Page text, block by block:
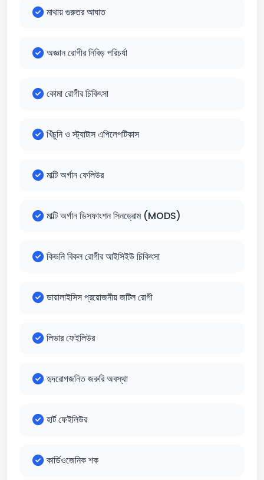
মাথায় গুরুতর আঘাত
অজ্ঞান রোগীর নিবিড় পরিচর্যা
কোমা রোগীর চিকিৎসা
খিঁচুনি ও স্ট্যাটাস এপিলেপটিকাস
মাল্টি অর্গান ফেলিউর
মাল্টি অর্গান ডিসফাংশন সিনড্রোম (MODS)
কিডনি বিকল রোগীর আইসিইউ চিকিৎসা
ডায়ালাইসিস প্রয়োজনীয় জটিল রোগী
লিভার ফেইলিউর
হৃদরোগজনিত জরুরি অবস্থা
হার্ট ফেইলিউর
কার্ডিওজেনিক শক